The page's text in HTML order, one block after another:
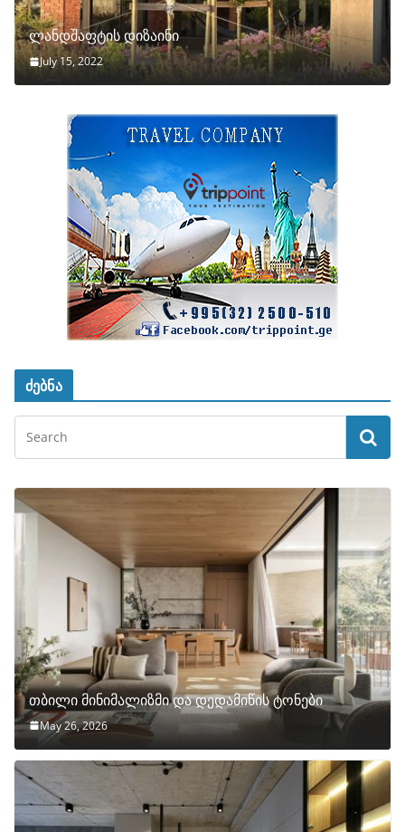
ლანდშაფტის დიზაინი
July 15, 2022
ძებნა
თბილი მინიმალიზმი და დედამიწის ტონები
May 26, 2026